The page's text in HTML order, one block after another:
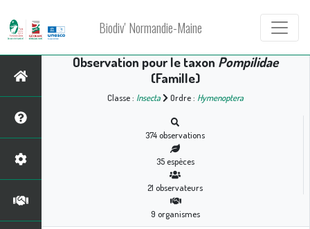
Biodiv' Normandie-Maine
Observation pour le taxon Pompilidae
(Famille)
Classe : Insecta Ordre : Hymenoptera
374observations
35espèces
21 observateurs
9 organismes